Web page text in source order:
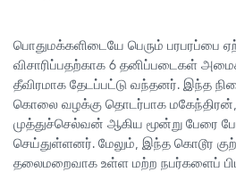
பொதுமக்களிடையே பெரும் பரபரப்பை
விசாரிப்பதற்காக 6 தனிப்படைகள்
தீவிரமாக தேடப்பட்டு வந்தனர். இந்த
கொலை வழக்கு தொடர்பாக மகேந்திரன்,
முத்துச்செல்வன் ஆகிய மூன்று பேரை
செய்துள்ளனர். மேலும், இந்த கொடூர
தலைமறைவாக உள்ள மற்ற நபர்களைப்